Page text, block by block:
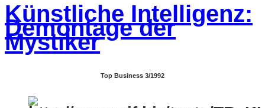
Künstliche Intelligenz:
Demontage der
Mystiker
Top Business 3/1992